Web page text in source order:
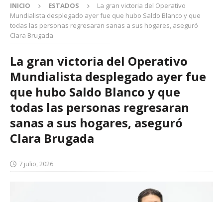
INICIO ESTADOS
La gran victoria del Operativo
Mundialista desplegado ayer fue que hubo Saldo Blanco y que
todas las personas regresaran sanas a sus hogares, aseguró
Clara Brugada
La gran victoria del Operativo
Mundialista desplegado ayer fue
que hubo Saldo Blanco y que
todas las personas regresaran
sanas a sus hogares, aseguró
Clara Brugada
7 julio, 2026